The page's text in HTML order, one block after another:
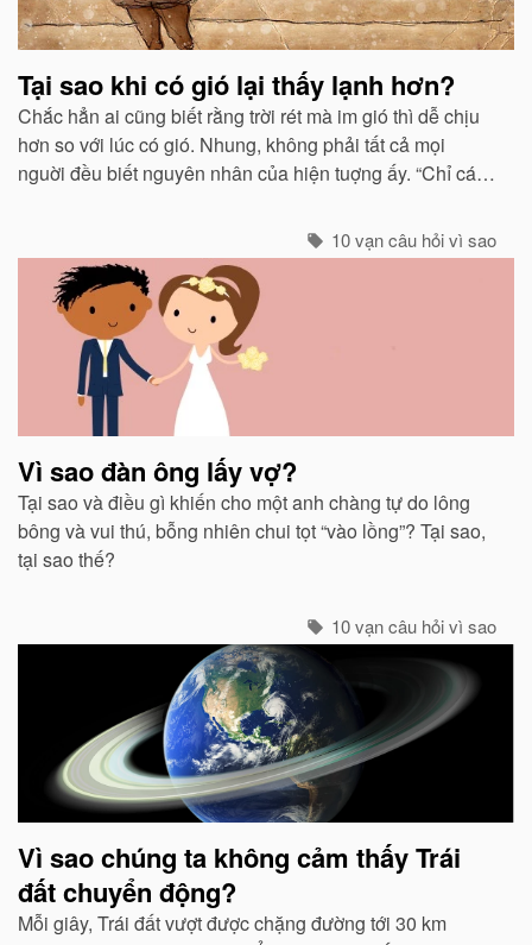
Tại sao khi có gió lại thấy lạnh hơn?
Chắc hẳn ai cũng biết rằng trời rét mà im gió thì dễ chịu
hơn so với lúc có gió. Nhung, không phải tất cả mọi
nguời đều biết nguyên nhân của hiện tuợng ấy. “Chỉ các
10 vạn câu hỏi vì sao
Vì sao đàn ông lấy vợ?
Tại sao và điều gì khiến cho một anh chàng tự do lông
bông và vui thú, bỗng nhiên chui tọt “vào lồng”? Tại sao,
tại sao thế?
10 vạn câu hỏi vì sao
Vì sao chúng ta không cảm thấy Trái
đất chuyển động?
Mỗi giây, Trái đất vượt được chặng đường tới 30 km